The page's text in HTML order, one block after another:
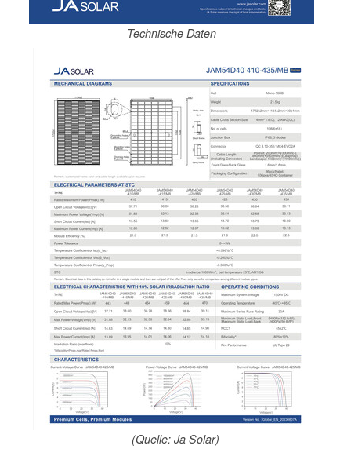
Technische Daten
(Quelle: Ja Solar)